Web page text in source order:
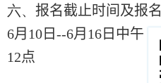
六、 报名截止时间及报
6月 10 日 --6月 16 日中午
12点